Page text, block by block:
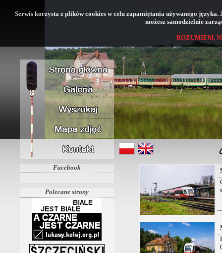
Serwis korzysta z plików cookies w celu zapamiętania używanego
możesz samodzielnie
ROZUMIEM,
Facebook
Polecane strony